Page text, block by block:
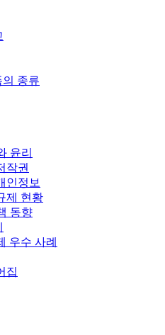
종류
윤리
작권
인정보
제 현황
동향
우수 사례
집